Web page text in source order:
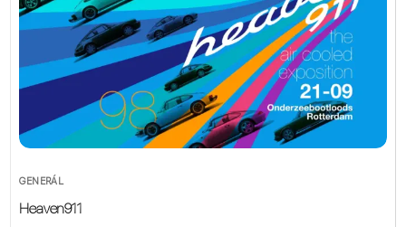
GENERÁL
Heaven911